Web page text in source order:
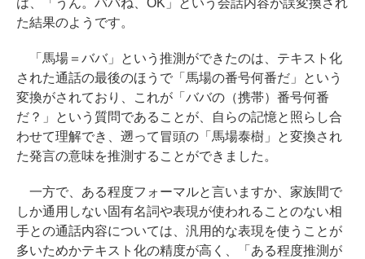
は、「うん。ババね、OK」という会話内容が誤変換され
た結果のようです。
「馬場＝ババ」という推測ができたのは、テキスト化
された通話の最後のほうで「馬場の番号何番だ」という
変換がされており、これが「ババの（携帯）番号何番
だ？」という質問であることが、自らの記憶と照らし合
わせて理解でき、遡って冒頭の「馬場泰樹」と変換され
た発言の意味を推測することができました。
一方で、ある程度フォーマルと言いますか、家族間で
しか通用しない固有名詞や表現が使われることのない相
手との通話内容については、汎用的な表現を使うことが
多いためかテキスト化の精度が高く、「ある程度推測が